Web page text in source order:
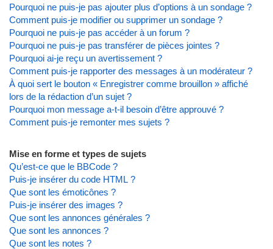
Pourquoi ne puis-je pas ajouter plus d’options à un sondage ?
Comment puis-je modifier ou supprimer un sondage ?
Pourquoi ne puis-je pas accéder à un forum ?
Pourquoi ne puis-je pas transférer de pièces jointes ?
Pourquoi ai-je reçu un avertissement ?
Comment puis-je rapporter des messages à un modérateur ?
À quoi sert le bouton « Enregistrer comme brouillon » affiché
lors de la rédaction d’un sujet ?
Pourquoi mon message a-t-il besoin d’être approuvé ?
Comment puis-je remonter mes sujets ?
Mise en forme et types de sujets
Qu’est-ce que le BBCode ?
Puis-je insérer du code HTML ?
Que sont les émoticônes ?
Puis-je insérer des images ?
Que sont les annonces générales ?
Que sont les annonces ?
Que sont les notes ?